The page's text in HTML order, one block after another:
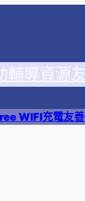
輔導資源
WIFI充電友善